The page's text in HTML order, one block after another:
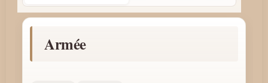
e
c
Armée